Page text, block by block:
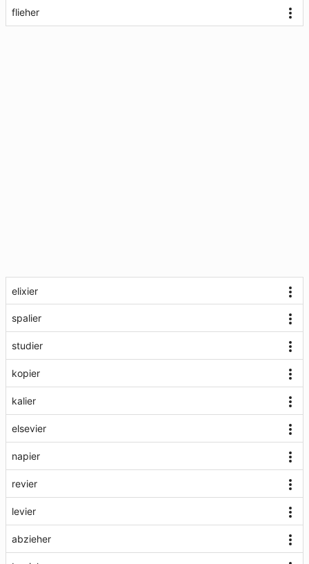
flieher
elixier
spalier
studier
kopier
kalier
elsevier
napier
revier
levier
abzieher